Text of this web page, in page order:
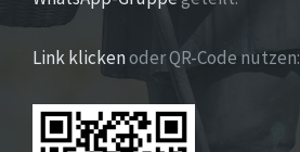
Link klickenoder QR-Code nutzen: